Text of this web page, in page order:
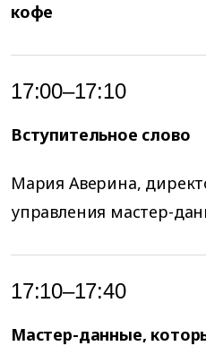
кофе
17:00–17:10
Вступительное слово
Мария Аверина,
управления мастер-
17:10–17:40
Мастер-данные,